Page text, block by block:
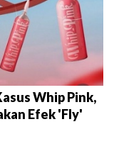
Whip Pink,
Efek 'Fly'